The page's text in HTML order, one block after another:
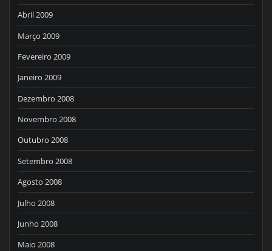
Abril 2009
Março 2009
Fevereiro 2009
Janeiro 2009
Dezembro 2008
Novembro 2008
Outubro 2008
Setembro 2008
Agosto 2008
Julho 2008
Junho 2008
Maio 2008